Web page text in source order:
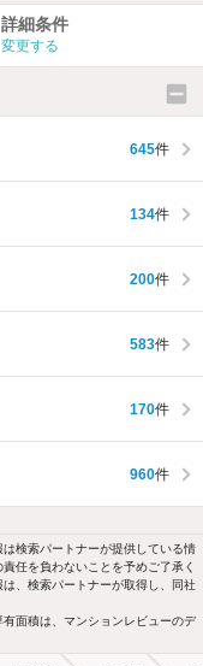
詳細条件
変更する
645件
134件
200件
583件
170件
960件
検索パートナーが提供している情
任を負わないことを予めご了承く
、検索パートナーが取得し、同社
面積は、マンションレビューのデ